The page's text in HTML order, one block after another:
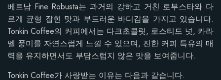
베트남 Fine Robusta는 과거의 강하고 거친 로부스타와 다
르게 균형 잡힌 맛과 부드러운 바디감을 가지고 있습니다.
Tonkin Coffee의 커피에서는 다크초콜릿, 로스티드 넛, 카라
멜 풍미를 자연스럽게 느낄 수 있으며, 진한 커피 특유의 매
력을 유지하면서도 부담스럽지 않은 맛을 보여줍니다.
Tonkin Coffee가 사랑받는 이유는 다음과 같습니다.